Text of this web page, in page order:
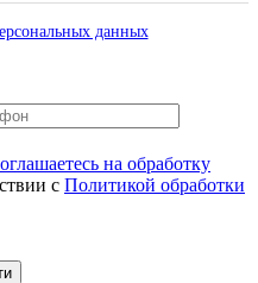
данных
на обработку
с Политикой обработки